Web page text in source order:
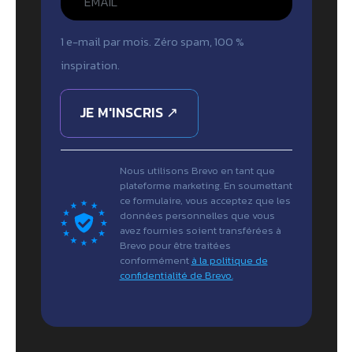
1 e-mail par mois. Zéro spam, 100 %
inspiration.
JE M'INSCRIS ↗
Nous utilisons Brevo en tant que
plateforme marketing. En soumettant
ce formulaire, vous acceptez que les
données personnelles que vous
avez fournies soient transférées à
Brevo pour être traitées
conformément à la politique de
confidentialité de Brevo.